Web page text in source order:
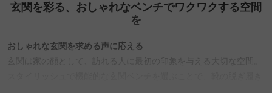
A. 玄関ベンチを選ぶ際は、サイズ、素材、機能性の3つのポイント
を重視することが重要です。素材は玄関の雰囲気に合わせて選ぶこ
考慮し、ライフスタイルに合ったベンチを選ぶと良いでしょう。
玄関を彩る、おしゃれなベンチでワクワクする空間
を
おしゃれな玄関を求める声に応える
玄関は家の顔として、訪れる人に最初の印象を与える大切な空間。